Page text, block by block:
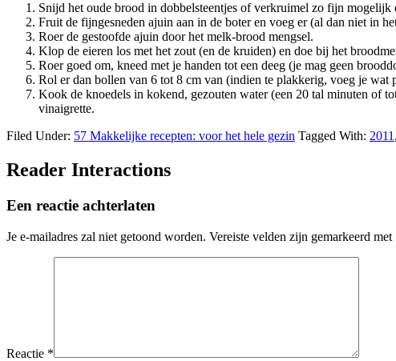
Snijd het oude brood in dobbelsteentjes of verkruimel zo fijn mogelijk
Fruit de fijngesneden ajuin aan in de boter en voeg er (al dan niet in
Roer de gestoofde ajuin door het melk-brood mengsel.
Klop de eieren los met het zout (en de kruiden) en doe bij het
Roer goed om, kneed met je handen tot een deeg (je mag geen
Rol er dan bollen van 6 tot 8 cm van (indien te plakkerig, voeg je wat
Kook de knoedels in kokend, gezouten water (een 20 tal minuten of
vinaigrette.
Filed Under: 57 Makkelijke recepten: voor het hele gezin Tagged With: 2011,
Reader Interactions
Een reactie achterlaten
Je e-mailadres zal niet getoond worden. Vereiste velden zijn gemarkeerd met
Reactie *